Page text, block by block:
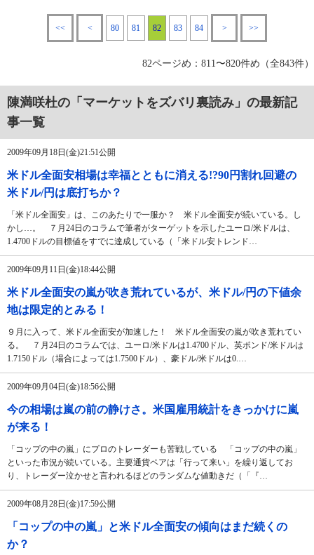
<< < 80 81 82 83 84 > >>
82ページめ：811〜820件め（全843件）
陳満咲杜の「マーケットをズバリ裏読み」の最新記
事一覧
2009年09月18日(金)21:51公開
米ドル全面安相場は幸福とともに消える!?90円割れ回避の
米ドル/円は底打ちか？
「米ドル全面安」は、このあたりで一服か？ 米ドル全面安が続いている。し
かし…。 ７月24日のコラムで筆者がターゲットを示したユーロ/米ドルは、
1.4700ドルの目標値をすでに達成している（「米ドル安トレンド…
2009年09月11日(金)18:44公開
米ドル全面安の嵐が吹き荒れているが、米ドル/円の下値余
地は限定的とみる！
９月に入って、米ドル全面安が加速した！ 米ドル全面安の嵐が吹き荒れてい
る。 ７月24日のコラムでは、ユーロ/米ドルは1.4700ドル、英ポンド/米ドルは
1.7150ドル（場合によっては1.7500ドル）、豪ドル/米ドルは0.…
2009年09月04日(金)18:56公開
今の相場は嵐の前の静けさ。米国雇用統計をきっかけに嵐
が来る！
「コップの中の嵐」にプロのトレーダーも苦戦している 「コップの中の嵐」
といった市況が続いている。主要通貨ペアは「行って来い」を繰り返してお
り、トレーダー泣かせと言われるほどのランダムな値動きだ（「『…
2009年08月28日(金)17:59公開
「コップの中の嵐」と米ドル全面安の傾向はまだ続くの
か？